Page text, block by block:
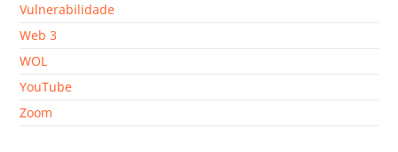
Vulnerabilidade
Web 3
WOL
YouTube
Zoom